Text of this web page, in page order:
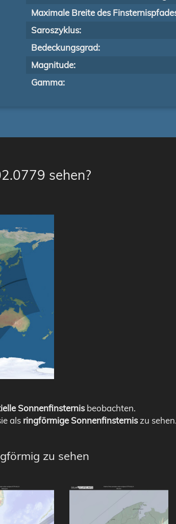
Maximale Breite des
Saroszyklus:
Bedeckungsgrad:
Magnitude:
Gamma:
sehen?
Sonnenfinsternisbeobachten.
als ringförmige Sonnenfinsterniszu
zu sehen